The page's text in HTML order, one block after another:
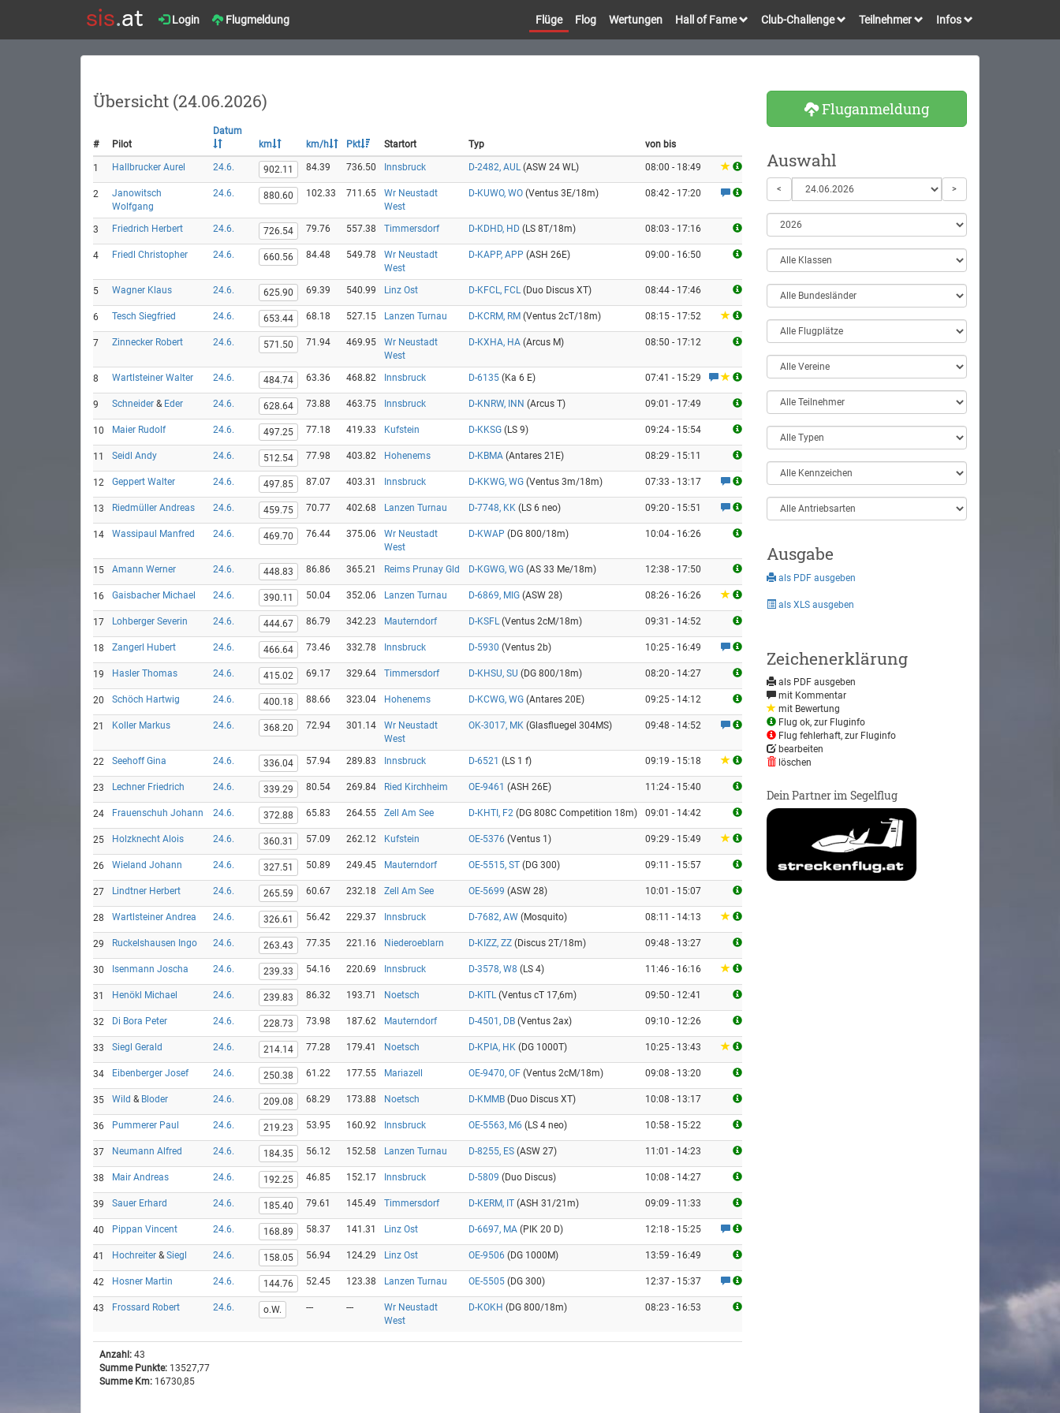
Login Flugmeldung Flüge Flog Wertungen Hall of Fame Club-Challenge Teilnehmer Infos
Fluganmeldung
Auswahl
< >
Ausgabe
als PDF ausgeben
als XLS ausgeben
Zeichenerklärung
als PDF ausgeben
mit Kommentar
mit Bewertung
Flug ok, zur Fluginfo
Flug fehlerhaft, zur Fluginfo
bearbeiten
löschen
Dein Partner im Segelflug
Übersicht (24.06.2026)
# Pilot
Datum
km
km/h Pkt Startort Typ von bis
1 Hallbrucker Aurel 24.6. 902.11 84.39 736.50 Innsbruck D-2482, AUL(ASW 24 WL) 08:00 - 18:49
2
Janowitsch
Wolfgang
24.6. 880.60 102.33 711.65
Wr Neustadt
West
D-KUWO, WO (Ventus 3E/18m) 08:42 - 17:20
3 Friedrich Herbert 24.6. 726.54 79.76 557.38 Timmersdorf D-KDHD, HD (LS 8T/18m) 08:03 - 17:16
4 Friedl Christopher 24.6. 660.56 84.48 549.78
Wr Neustadt
West
D-KAPP, APP (ASH 26E) 09:00 - 16:50
5 Wagner Klaus 24.6. 625.90 69.39 540.99 Linz Ost D-KFCL, FCL(Duo Discus XT) 08:44 - 17:46
6 Tesch Siegfried 24.6. 653.44 68.18 527.15 Lanzen Turnau D-KCRM, RM (Ventus 2cT/18m) 08:15 - 17:52
7 Zinnecker Robert 24.6. 571.50 71.94 469.95
Wr Neustadt
West
D-KXHA, HA (Arcus M) 08:50 - 17:12
8 Wartlsteiner Walter 24.6. 484.74 63.36 468.82 Innsbruck D-6135 (Ka 6 E) 07:41 - 15:29
9 Schneider & Eder 24.6. 628.64 73.88 463.75 Innsbruck D-KNRW, INN (Arcus T) 09:01 - 17:49
10 Maier Rudolf 24.6. 497.25 77.18 419.33 Kufstein D-KKSG (LS 9) 09:24 - 15:54
11 Seidl Andy 24.6. 512.54 77.98 403.82 Hohenems D-KBMA (Antares 21E) 08:29 - 15:11
12 Geppert Walter 24.6. 497.85 87.07 403.31 Innsbruck D-KKWG, WG (Ventus 3m/18m) 07:33 - 13:17
13 Riedmüller Andreas 24.6. 459.75 70.77 402.68 Lanzen Turnau D-7748, KK (LS 6 neo) 09:20 - 15:51
14 Wassipaul Manfred 24.6. 469.70 76.44 375.06
Wr Neustadt
West
D-KWAP (DG 800/18m) 10:04 - 16:26
15 Amann Werner 24.6. 448.83 86.86 365.21 Reims Prunay Gld D-KGWG, WG (AS 33 Me/18m) 12:38 - 17:50
16 Gaisbacher Michael 24.6. 390.11 50.04 352.06 Lanzen Turnau D-6869, MIG (ASW 28) 08:26 - 16:26
17 Lohberger Severin 24.6. 444.67 86.79 342.23 Mauterndorf D-KSFL(Ventus 2cM/18m) 09:31 - 14:52
18 Zangerl Hubert 24.6. 466.64 73.46 332.78 Innsbruck D-5930 (Ventus 2b) 10:25 - 16:49
19 Hasler Thomas 24.6. 415.02 69.17 329.64 Timmersdorf D-KHSU, SU (DG 800/18m) 08:20 - 14:27
20 Schöch Hartwig 24.6. 400.18 88.66 323.04 Hohenems D-KCWG, WG (Antares 20E) 09:25 - 14:12
21 Koller Markus 24.6. 368.20 72.94 301.14
Wr Neustadt
West
OK-3017, MK (Glasfluegel 304MS) 09:48 - 14:52
22 Seehoff Gina 24.6. 336.04 57.94 289.83 Innsbruck D-6521 (LS 1 f) 09:19 - 15:18
23 Lechner Friedrich 24.6. 339.29 80.54 269.84 Ried Kirchheim OE-9461 (ASH 26E) 11:24 - 15:40
24 Frauenschuh Johann 24.6. 372.88 65.83 264.55 Zell Am See D-KHTI, F2 (DG 808C Competition 18m) 09:01 - 14:42
25 Holzknecht Alois 24.6. 360.31 57.09 262.12 Kufstein OE-5376 (Ventus 1) 09:29 - 15:49
26 Wieland Johann 24.6. 327.51 50.89 249.45 Mauterndorf OE-5515, ST (DG 300) 09:11 - 15:57
27 Lindtner Herbert 24.6. 265.59 60.67 232.18 Zell Am See OE-5699 (ASW 28) 10:01 - 15:07
28 Wartlsteiner Andrea 24.6. 326.61 56.42 229.37 Innsbruck D-7682, AW (Mosquito) 08:11 - 14:13
29 Ruckelshausen Ingo 24.6. 263.43 77.35 221.16 Niederoeblarn D-KIZZ, ZZ (Discus 2T/18m) 09:48 - 13:27
30 Isenmann Joscha 24.6. 239.33 54.16 220.69 Innsbruck D-3578, W8 (LS 4) 11:46 - 16:16
31 Henökl Michael 24.6. 239.83 86.32 193.71 Noetsch D-KITL(Ventus cT 17,6m) 09:50 - 12:41
32 Di Bora Peter 24.6. 228.73 73.98 187.62 Mauterndorf D-4501, DB (Ventus 2ax) 09:10 - 12:26
33 Siegl Gerald 24.6. 214.14 77.28 179.41 Noetsch D-KPIA, HK (DG 1000T) 10:25 - 13:43
34 Eibenberger Josef 24.6. 250.38 61.22 177.55 Mariazell OE-9470, OF (Ventus 2cM/18m) 09:08 - 13:20
35 Wild & Bloder 24.6. 209.08 68.29 173.88 Noetsch D-KMMB (Duo Discus XT) 10:08 - 13:17
36 Pummerer Paul 24.6. 219.23 53.95 160.92 Innsbruck OE-5563, M6 (LS 4 neo) 10:58 - 15:22
37 Neumann Alfred 24.6. 184.35 56.12 152.58 Lanzen Turnau D-8255, ES (ASW 27) 11:01 - 14:23
38 Mair Andreas 24.6. 192.25 46.85 152.17 Innsbruck D-5809 (Duo Discus) 10:08 - 14:27
39 Sauer Erhard 24.6. 185.40 79.61 145.49 Timmersdorf D-KERM, IT (ASH 31/21m) 09:09 - 11:33
40 Pippan Vincent 24.6. 168.89 58.37 141.31 Linz Ost D-6697, MA (PIK 20 D) 12:18 - 15:25
41 Hochreiter &Siegl 24.6. 158.05 56.94 124.29 Linz Ost OE-9506 (DG 1000M) 13:59 - 16:49
42 Hosner Martin 24.6. 144.76 52.45 123.38 Lanzen Turnau OE-5505 (DG 300) 12:37 - 15:37
43 Frossard Robert 24.6. o.W. --- ---
Wr Neustadt
West
D-KOKH (DG 800/18m) 08:23 - 16:53
Anzahl: 43
Summe Punkte: 13527,77
Summe Km: 16730,85